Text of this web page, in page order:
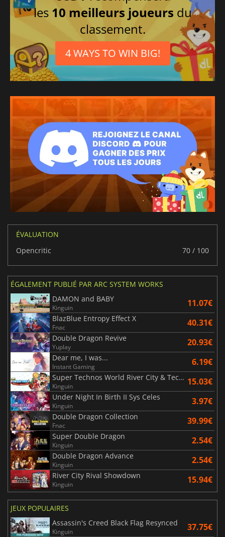
les 10 meilleurs joueurs du
classement.
4 WAYS TO WIN BIG!
ÉVALUATION
Opencritic
70 / 100
ÉGALEMENT PUBLIÉ PAR ARC SYSTEM WORKS
DAMON and BABY
Kinguin 11.07€
BlazBlue Entropy Effect X
Fnac 40.31€
Double Dragon Revive
Yuplay 20.93€
Dear me, I was...
Instant Gaming 6.19€
Super Technos World River City & Technos Arcade Classics
Kinguin 15.03€
Under Night In Birth II Sys Celes
Kinguin 3.97€
Double Dragon Collection
Fnac 39.99€
Super Double Dragon
Kinguin 2.54€
Double Dragon Advance
Kinguin 2.54€
River City Rival Showdown
Kinguin 15.94€
JEUX POPULAIRES
Assassin's Creed Black Flag Resynced
Kinguin 37.75€